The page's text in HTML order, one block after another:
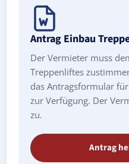
Antrag Einbau
Der Vermieter muss
Treppenliftes
das Antragsformular
zur Verfügung. Der
zu.
Antrag